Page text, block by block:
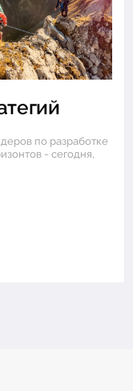
по разработке
- сегодня,